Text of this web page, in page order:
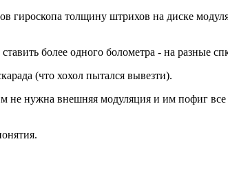
гироскопа толщину штрихов на диске
более одного болометра - на разные
(что хохол пытался вывезти).
не нужна внешняя модуляция и им пофиг